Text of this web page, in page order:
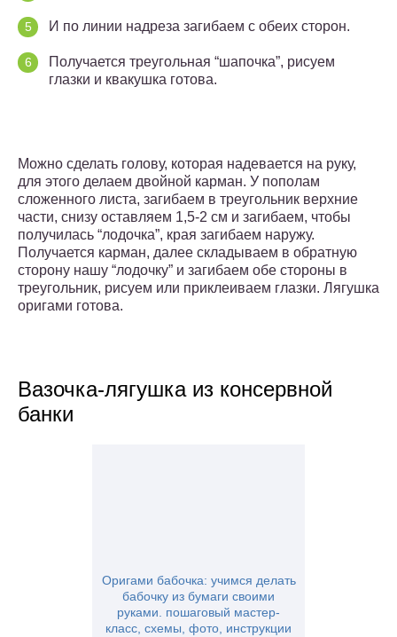
И по линии надреза загибаем с обеих сторон.
Получается треугольная “шапочка”, рисуем
глазки и квакушка готова.
Можно сделать голову, которая надевается на руку,
для этого делаем двойной карман. У пополам
сложенного листа, загибаем в треугольник верхние
части, снизу оставляем 1,5-2 см и загибаем, чтобы
получилась “лодочка”, края загибаем наружу.
Получается карман, далее складываем в обратную
сторону нашу “лодочку” и загибаем обе стороны в
треугольник, рисуем или приклеиваем глазки. Лягушка
оригами готова.
Вазочка-лягушка из консервной
банки
Оригами бабочка: учимся делать
бабочку из бумаги своими
руками. пошаговый мастер-
класс, схемы, фото, инструкции